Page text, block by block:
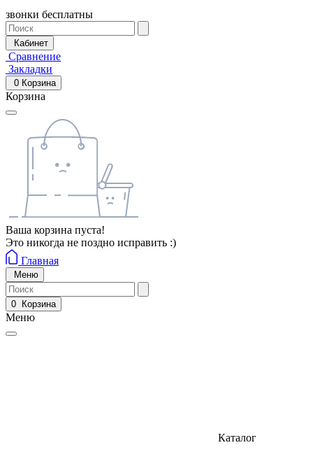
звонки бесплатны
Кабинет
Сравнение
Закладки
0 Корзина
Корзина
Ваша корзина пуста!
Это никогда не поздно исправить :)
Главная
Меню
0 Корзина
Меню
Каталог